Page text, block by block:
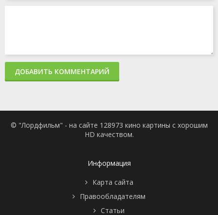
ДОБАВИТЬ КОММЕНТАРИЙ
© "Лордфильм" - на сайте 128973 кино картины с хорошим
HD качеством.
Информация
Карта сайта
Правообладателям
Статьи